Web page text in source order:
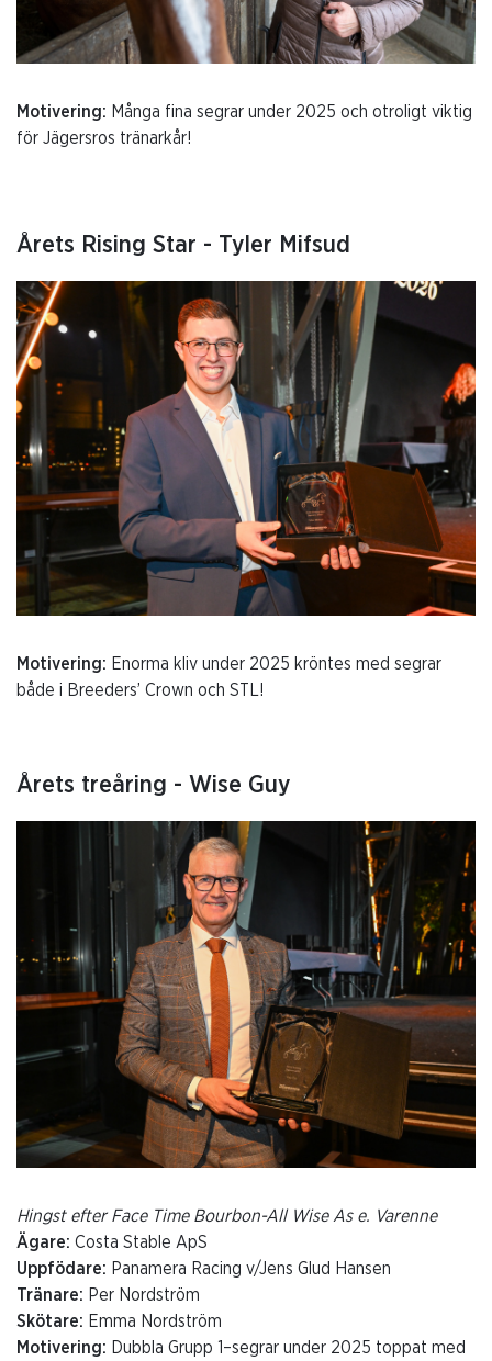
Motivering: Många fina segrar under 2025 och otroligt viktig
för Jägersros tränarkår!
Årets Rising Star - Tyler Mifsud
Motivering: Enorma kliv under 2025 kröntes med segrar
både i Breeders’ Crown och STL!
Årets treåring - Wise Guy
Hingst efter Face Time Bourbon-All Wise As e. Varenne
Ägare: Costa Stable ApS
Uppfödare: Panamera Racing v/Jens Glud Hansen
Tränare: Per Nordström
Skötare: Emma Nordström
Motivering: Dubbla Grupp 1–segrar under 2025 toppat med